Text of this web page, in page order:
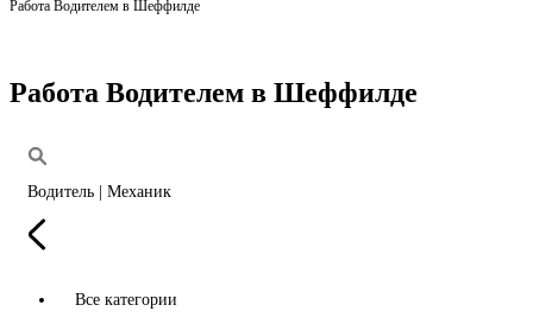
Работа Водителем в Шеффилде
Работа Водителем в Шеффилде
Водитель | Механик
Все категории